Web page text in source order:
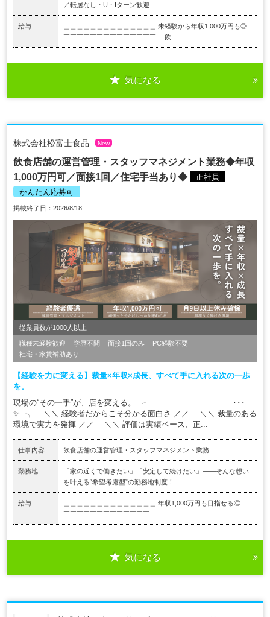
／転居なし・U・Iターン歓迎
給与
＿＿＿＿＿＿＿＿＿＿＿＿＿＿ 未経験から年収1,000万円も◎
￣￣￣￣￣￣￣￣￣￣￣￣￣￣ 「飲...
気になる
株式会社松富士食品 New
飲食店舗の運営管理・スタッフマネジメント業務◆年収
1,000万円可／面接1回／住宅手当あり◆
正社員
かんたん応募可
掲載終了日：2026/8/18
従業員数が1000人以上
職種未経験歓迎 学歴不問 面接1回のみ
PC経験不要
社宅・家賃補助あり
【経験を力に変える】裁量×年収×成長、すべて手に入れる次の一歩
を。
現場の“その一手”が、店を変える。 ╭────────────────･･･
✨─╮ ＼＼ 経験者だからこそ分かる面白さ ／／ ＼＼ 裁量のある
環境で実力を発揮 ／／ ＼＼ 評価は実績ベース、正...
仕事内容 飲食店舗の運営管理・スタッフマネジメント業務
勤務地
「家の近くで働きたい」「安定して続けたい」――そんな想い
を叶える“希望考慮型”の勤務地制度！
給与
＿＿＿＿＿＿＿＿＿＿＿＿＿＿ 年収1,000万円も目指せる◎ ￣
￣￣￣￣￣￣￣￣￣￣￣￣￣ 「...
気になる